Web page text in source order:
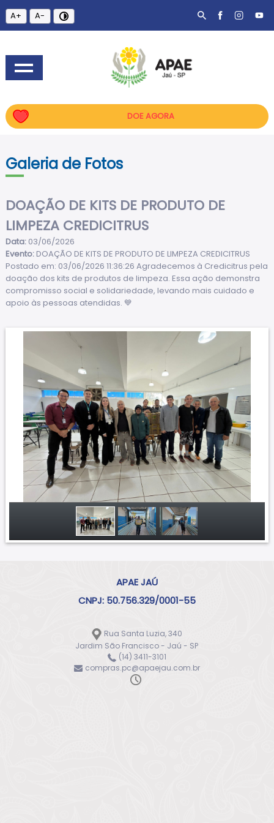
A+ A-
DOE AGORA
Galeria de Fotos
DOAÇÃO DE KITS DE PRODUTO DE
LIMPEZA CREDICITRUS
Data:03/06/2026
Evento:DOAÇÃO DE KITS DE PRODUTO DE LIMPEZA CREDICITRUS
Postado em: 03/06/2026 11:36:26 Agradecemos à Credicitrus pela
doação dos kits de produtos de limpeza. Essa ação demonstra
compromisso social e solidariedade, levando mais cuidado e
apoio às pessoas atendidas. 💙
APAE JAÚ
CNPJ: 50.756.329/0001-55
Rua Santa Luzia, 340
Jardim São Francisco - Jaú - SP
(14) 3411-3101
compras.pc@apaejau.com.br